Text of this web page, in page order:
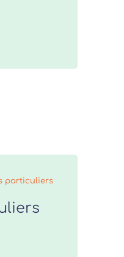
particuliers